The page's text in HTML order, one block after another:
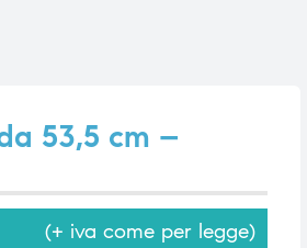
53,5 cm –
(+ iva come per legge)